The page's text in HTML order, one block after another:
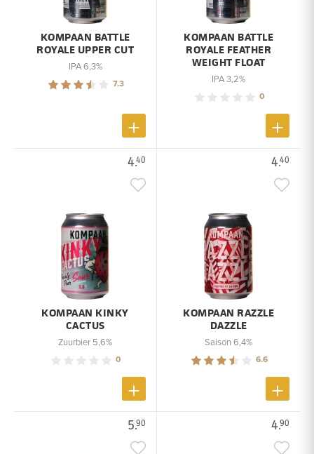
KOMPAAN BATTLE
ROYALE UPPER CUT
IPA 6,3%
7.3
KOMPAAN BATTLE
ROYALE FEATHER
WEIGHT FLOAT
IPA 3,2%
0
4.40
KOMPAAN KINKY
CACTUS
Zuurbier 5,6%
0
4.40
KOMPAAN RAZZLE
DAZZLE
Saison 6,4%
6.6
5.90 4.90